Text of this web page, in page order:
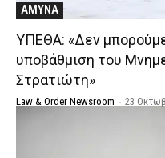
ΑΜΥΝΑ
ΥΠΕΘΑ: «Δεν
υποβάθμιση του
Στρατιώτη»
Law & Order Newsroom - 23